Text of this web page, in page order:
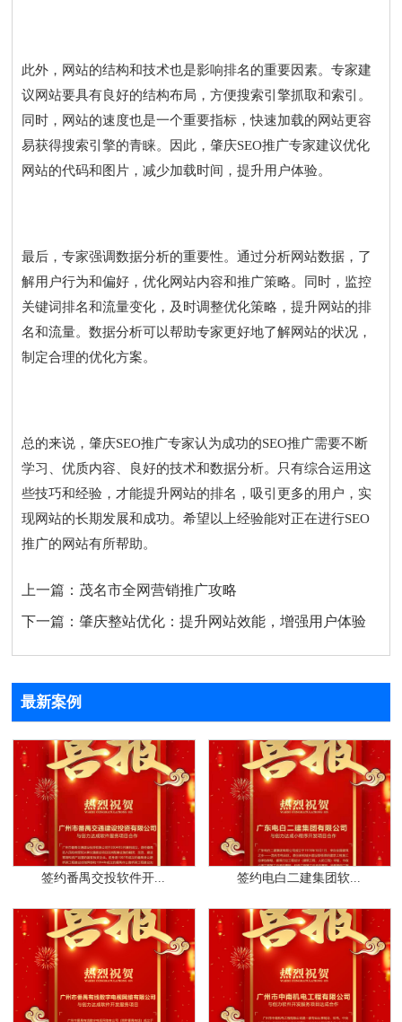
此外，网站的结构和技术也是影响排名的重要因素。专家建
议网站要具有良好的结构布局，方便搜索引擎抓取和索引。
同时，网站的速度也是一个重要指标，快速加载的网站更容
易获得搜索引擎的青睐。因此，肇庆SEO推广专家建议优化
网站的代码和图片，减少加载时间，提升用户体验。
最后，专家强调数据分析的重要性。通过分析网站数据，了
解用户行为和偏好，优化网站内容和推广策略。同时，监控
关键词排名和流量变化，及时调整优化策略，提升网站的排
名和流量。数据分析可以帮助专家更好地了解网站的状况，
制定合理的优化方案。
总的来说，肇庆SEO推广专家认为成功的SEO推广需要不断
学习、优质内容、良好的技术和数据分析。只有综合运用这
些技巧和经验，才能提升网站的排名，吸引更多的用户，实
现网站的长期发展和成功。希望以上经验能对正在进行SEO
推广的网站有所帮助。
上一篇： 茂名市全网营销推广攻略
下一篇：肇庆整站优化：提升网站效能，增强用户体验
最新案例
签约番禺交投软件开... 签约电白二建集团软...